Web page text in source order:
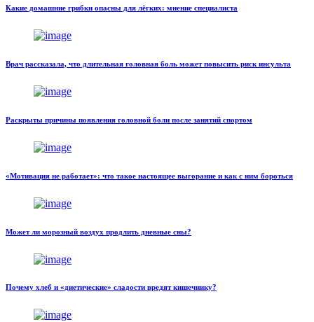
Какие домашние грибки опасны для лёгких: мнение специалиста
Врач рассказала, что длительная головная боль может повысить риск инсульта
Раскрыты причины появления головной боли после занятий спортом
«Мотивация не работает»: что такое настоящее выгорание и как с ним бороться
Может ли морозный воздух продлить дневные сны?
Почему хлеб и «диетические» сладости вредят кишечнику?